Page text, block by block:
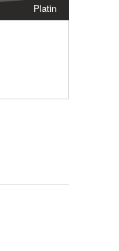
Platin